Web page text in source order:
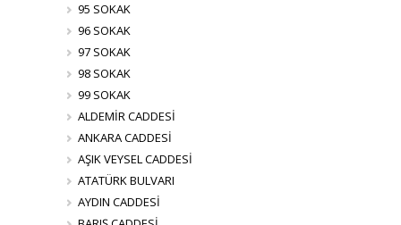
95 SOKAK
96 SOKAK
97 SOKAK
98 SOKAK
99 SOKAK
ALDEMİR CADDESİ
ANKARA CADDESİ
AŞIK VEYSEL CADDESİ
ATATÜRK BULVARI
AYDIN CADDESİ